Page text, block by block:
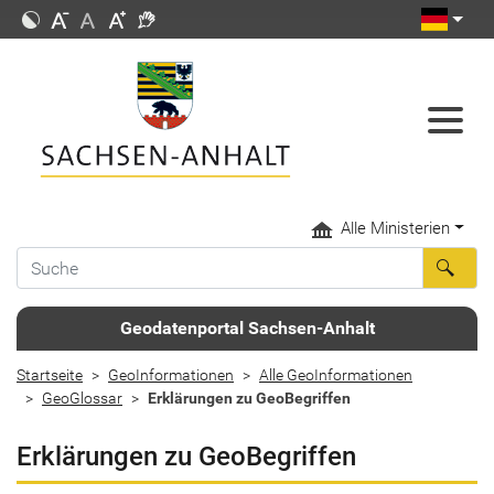
Alle Ministerien
Geodatenportal Sachsen-Anhalt
Startseite GeoInformationen
Alle GeoInformationen
GeoGlossar
Erklärungen zu GeoBegriffen
Erklärungen zu GeoBegriffen